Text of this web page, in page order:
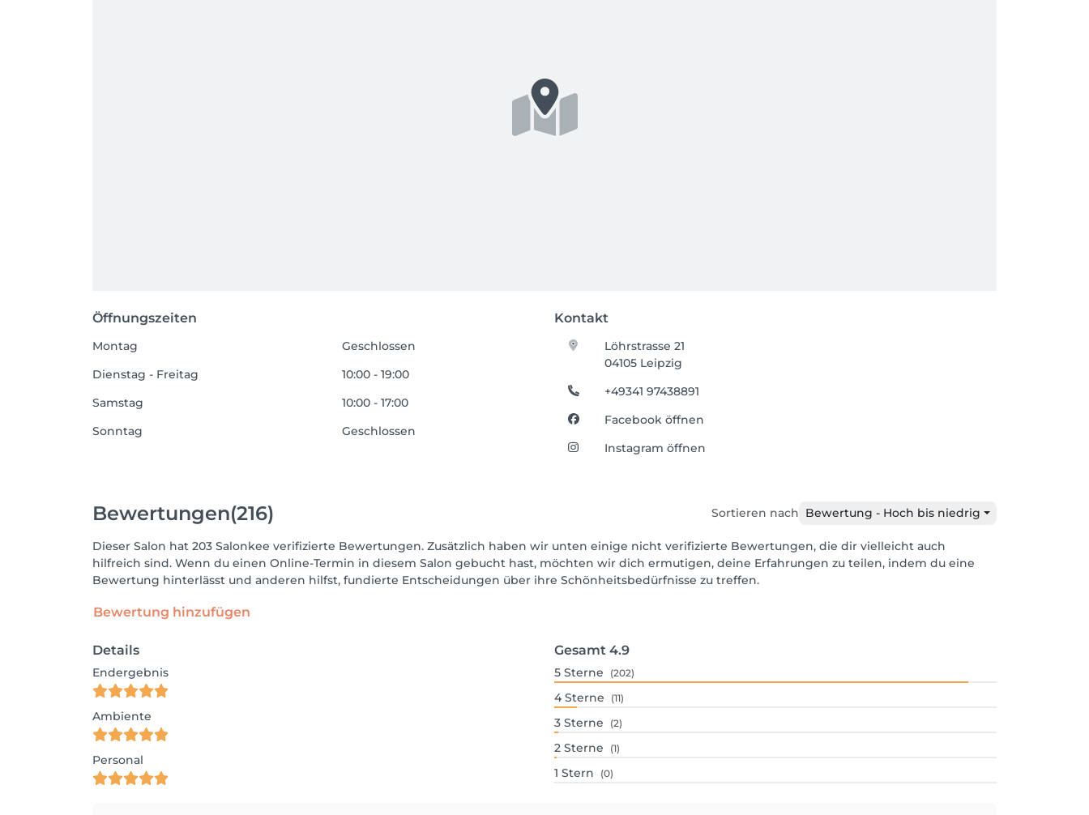
Öffnungszeiten Kontakt
Montag
Geschlossen
Dienstag - Freitag
10:00 - 19:00
Samstag
10:00 - 17:00
Sonntag
Geschlossen
Löhrstrasse 21
04105 Leipzig
+49341 97438891
Facebook öffnen
Instagram öffnen
Bewertungen(216) Sortieren nach Bewertung - Hoch bis niedrig
Dieser Salon hat 203 Salonkee verifizierte Bewertungen. Zusätzlich haben wir unten einige nicht verifizierte Bewertungen, die dir vielleicht auch
hilfreich sind. Wenn du einen Online-Termin in diesem Salon gebucht hast, möchten wir dich ermutigen, deine Erfahrungen zu teilen, indem du eine
Bewertung hinterlässt und anderen hilfst, fundierte Entscheidungen über ihre Schönheitsbedürfnisse zu treffen.
Bewertung hinzufügen
Details
Endergebnis
Ambiente
Personal
Gesamt 4.9
5 Sterne (202)
4 Sterne (11)
3 Sterne (2)
2 Sterne (1)
1 Stern (0)